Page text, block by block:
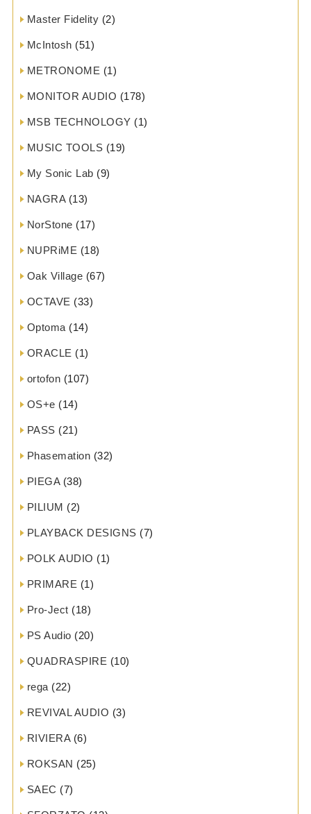
Master Fidelity (2)
McIntosh (51)
METRONOME (1)
MONITOR AUDIO (178)
MSB TECHNOLOGY (1)
MUSIC TOOLS (19)
My Sonic Lab (9)
NAGRA(13)
NorStone (17)
NUPRiME (18)
Oak Village (67)
OCTAVE (33)
Optoma (14)
ORACLE (1)
ortofon (107)
OS+e (14)
PASS (21)
Phasemation (32)
PIEGA(38)
PILIUM (2)
PLAYBACK DESIGNS (7)
POLK AUDIO (1)
PRIMARE (1)
Pro-Ject (18)
PS Audio (20)
QUADRASPIRE (10)
rega (22)
REVIVAL AUDIO (3)
RIVIERA(6)
ROKSAN (25)
SAEC (7)